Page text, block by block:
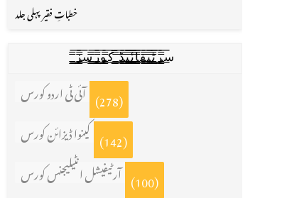
خطباتِ فقیر پہلی جلد
س̳̿͟͞ر̳̿͟͞ٹ̳̿͟͞ی̳̿͟͞ف̳̿͟͞ا̳̿͟͞ي̳̳̿ٔ̿͟͟͞͞ی̳̿͟͞ڈ̳̿͟͞ ̳̿͟͞ک̳̿͟͞و̳̿͟͞ر̳̿͟͞س̳̿͟͞ز̳̿͟͞
آئی ٹی اردو کورس (278)
کینوا ڈیزائن کورس (142)
آرٹیفیشل انٹیلیجنس کورس (100)